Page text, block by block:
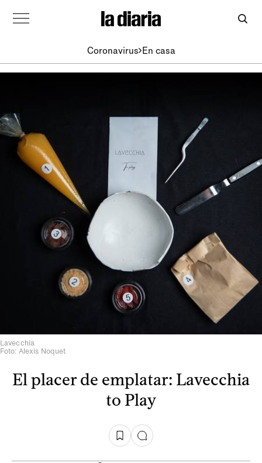
Coronavirus En casa
Lavecchia
Foto: Alexis Noquet
El placer de emplatar: Lavecchia
to Play